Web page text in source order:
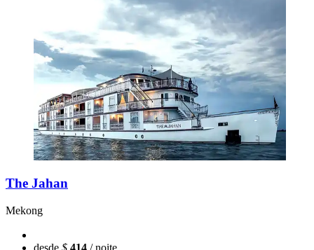
The Jahan
Mekong
desde $ 414 / noite